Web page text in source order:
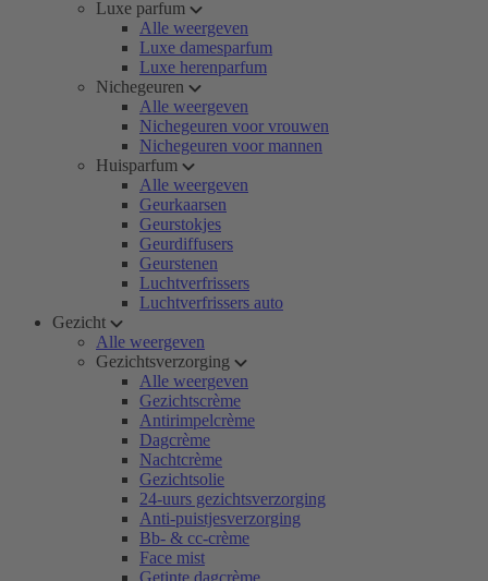
Luxe parfum
Alle weergeven
Luxe damesparfum
Luxe herenparfum
Nichegeuren
Alle weergeven
Nichegeuren voor vrouwen
Nichegeuren voor mannen
Huisparfum
Alle weergeven
Geurkaarsen
Geurstokjes
Geurdiffusers
Geurstenen
Luchtverfrissers
Luchtverfrissers auto
Gezicht
Alle weergeven
Gezichtsverzorging
Alle weergeven
Gezichtscrème
Antirimpelcrème
Dagcrème
Nachtcrème
Gezichtsolie
24-uurs gezichtsverzorging
Anti-puistjesverzorging
Bb- & cc-crème
Face mist
Getinte dagcrème